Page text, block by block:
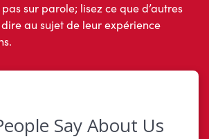
sur parole; lisez ce que d’autres
au sujet de leur expérience